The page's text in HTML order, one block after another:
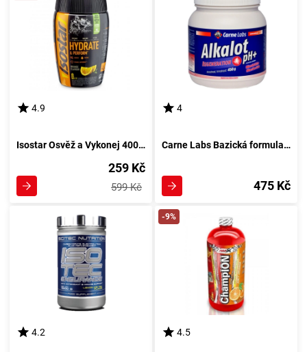
4.9
Isostar Osvěž a Vykonej 400 g citron
259 Kč
599 Kč
4
Carne Labs Bazická formula ph+ 450 g bez aroma
475 Kč
4.2
-9%
4.5